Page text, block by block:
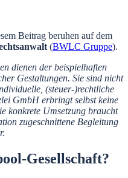
Beitrag beruhen auf dem
(BWLC Gruppe).
dienen der beispielhaften
Gestaltungen. Sie sind nicht
(steuer-)rechtliche
GmbH erbringt selbst keine
konkrete Umsetzung braucht
zugeschnittene Begleitung
Gesellschaft?